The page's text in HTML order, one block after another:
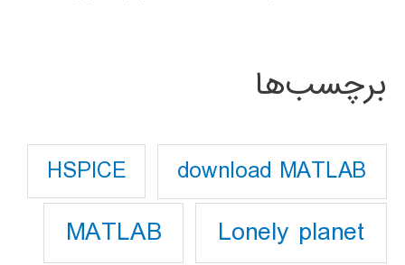
برچسب‌ها
download MATLAB
HSPICE
Lonely planet
MATLAB